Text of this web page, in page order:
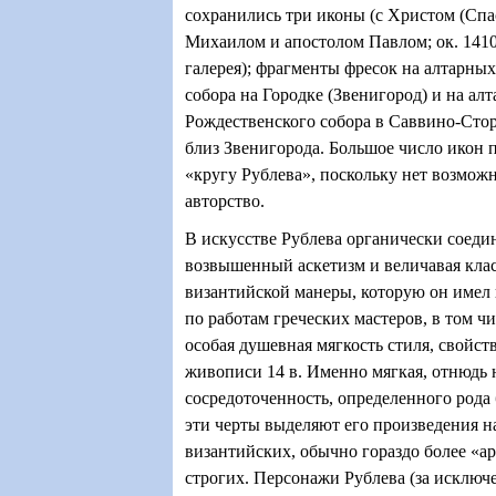
сохранились три иконы (с Христом
Михаилом и апостолом Павлом; ок.
галерея); фрагменты фресок на
собора на Городке (Звенигород) и на
Рождественского собора в Саввино-
близ Звенигорода. Большое число икон
«кругу Рублева», поскольку нет
авторство.
В искусстве Рублева органически
возвышенный аскетизм и величавая
византийской манеры, которую он имел
по работам греческих мастеров, в том
особая душевная мягкость стиля,
живописи 14 в. Именно мягкая, отнюдь
сосредоточенность, определенного
эти черты выделяют его произведения
византийских, обычно гораздо более
строгих. Персонажи Рублева (за